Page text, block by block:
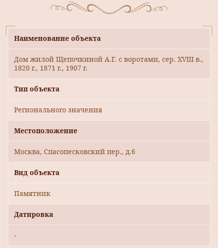
Наименование объекта
Дом жилой Щепочкиной А.Г. с воротами, сер. XVIII в.,
1820 г., 1871 г., 1907 г.
Тип объекта
Регионального значения
Местоположение
Москва, Спасопесковский пер., д.6
Вид объекта
Памятник
Датировка
-